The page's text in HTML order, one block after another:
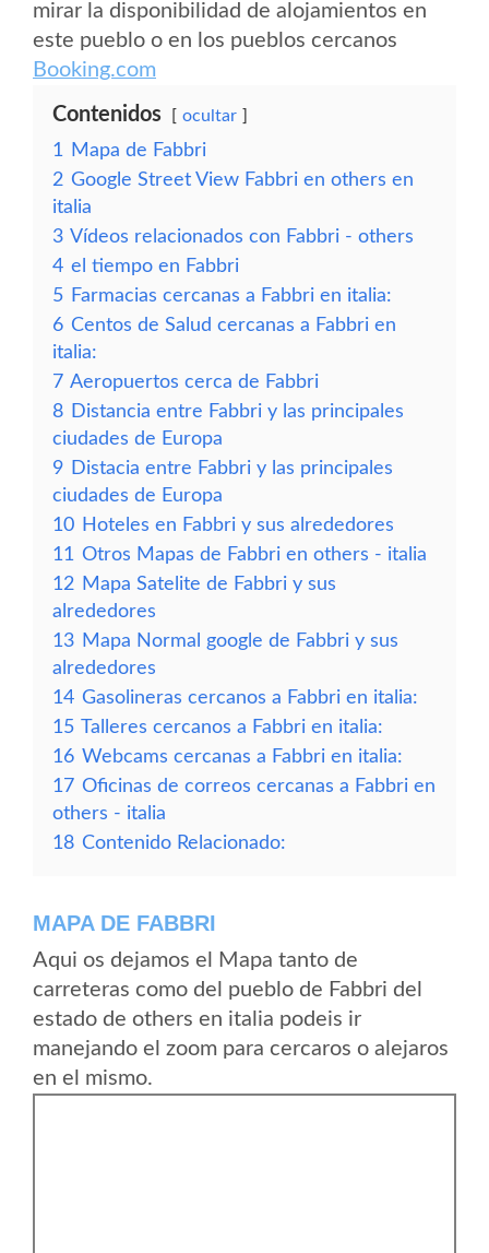
mirar la disponibilidad de alojamientos en
este pueblo o en los pueblos cercanos
Booking.com
Contenidos ocultar
1
Mapa de Fabbri
2 Google Street View Fabbri en others en
italia
3 Vídeos relacionados con Fabbri - others
4 el tiempo en Fabbri
5 Farmacias cercanas a Fabbri en italia:
6 Centos de Salud cercanas a Fabbri en
italia:
7 Aeropuertos cerca de Fabbri
8 Distancia entre Fabbri y las principales
ciudades de Europa
9 Distacia entre Fabbri y las principales
ciudades de Europa
10 Hoteles en Fabbri y sus alrededores
11 Otros Mapas de Fabbri en others - italia
12 Mapa Satelite de Fabbri y sus
alrededores
13 Mapa Normal google de Fabbri y sus
alrededores
14 Gasolineras cercanos a Fabbri en italia:
15 Talleres cercanos a Fabbri en italia:
16 Webcams cercanas a Fabbri en italia:
17 Oficinas de correos cercanas a Fabbri en
others - italia
18 Contenido Relacionado:
MAPA DE FABBRI
Aqui os dejamos el Mapa tanto de
carreteras como del pueblo de Fabbri del
estado de others en italia podeis ir
manejando el zoom para cercaros o alejaros
en el mismo.